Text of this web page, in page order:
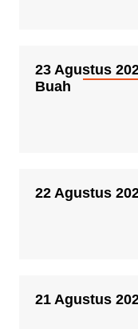
23 Agustus
Buah
22 Agustus
21 Agustus